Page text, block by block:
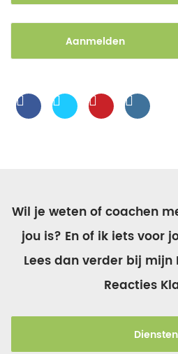
Aanmelden
Wil je weten of coachen
jou is? En of ik iets voor
Lees dan verder bij mijn
Reacties
Diensten